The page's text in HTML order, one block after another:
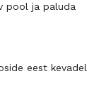
pool ja paluda
eest kevadel